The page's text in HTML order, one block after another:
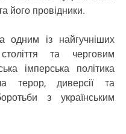
його провідники.
одним із найгучніших
та черговим
імперська політика
терор, диверсії та
з українським